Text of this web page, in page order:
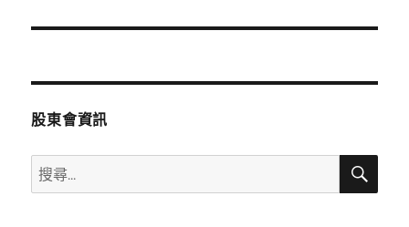
篇
章:
股東會資訊
搜
尋
搜